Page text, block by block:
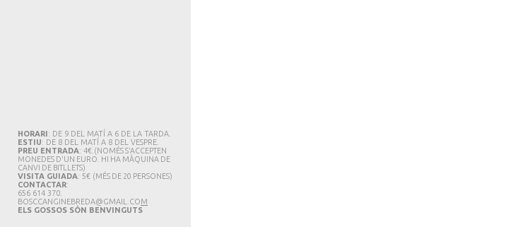
HORARI : DE 9 DEL MATÍ A 6 DE LA TARDA.
ESTIU: DE 8 DEL MATÍ A 8 DEL VESPRE.
PREU ENTRADA: 4€.(NOMÉS S'ACCEPTEN
MONEDES D'UN EURO. HI HA MÀQUINA DE
CANVI DE BITLLETS)
VISITA GUIADA: 5€ (MÉS DE 20 PERSONES)
CONTACTAR:
656 614 370.
BOSCCANGINEBREDA@GMAIL.COM
ELS GOSSOS SÓN BENVINGUTS